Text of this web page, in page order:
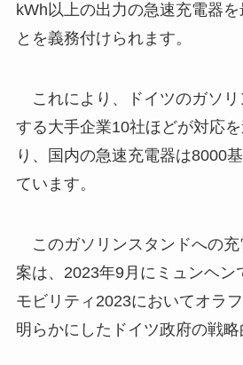
kWh以上の出力の急速充電器
とを義務付けられます。
これにより、ドイツのガソリ
する大手企業10社ほどが対応
り、国内の急速充電器は8000
ています。
このガソリンスタンドへの充
案は、2023年9月にミュンヘン
モビリティ2023においてオラ
明らかにしたドイツ政府の戦略